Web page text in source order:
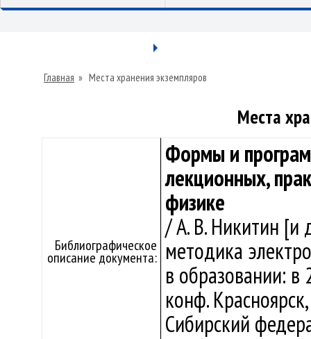
Главная » Места хранения экземпляров
Места
Библиографическое
описание документа:
Формы и
лекционных,
физике
/ А. В. Никитин [и
методика
в образовании:
конф.
Сибирский